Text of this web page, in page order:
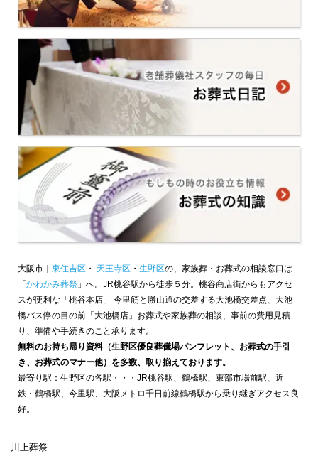
大阪市｜ 東住吉区 ・ 天王寺区 ・ 生野区の、家族葬・お葬式の相談窓口は
「かわかみ葬祭 」へ。JR桃谷駅から徒歩５分。桃谷商店街からもアクセ
スが便利な「桃谷本店」 今里筋と勝山通の交差する大池橋交差点、大池
橋バス停の目の前「大池橋店」お葬式や家族葬の相談、事前の費用見積
り、準備や手続きのこと承ります。
無料のお持ち帰り資料（生野区優良葬儀場パンフレット、お葬式の手引
き、お葬式のマナー他）を多数、取り揃えております。
最寄り駅：生野区の各駅・・・JR桃谷駅、鶴橋駅、東部市場前駅、近
鉄・鶴橋駅、今里駅、大阪メトロ千日前線鶴橋駅から乗り継ぎアクセス良
好。
川上葬祭